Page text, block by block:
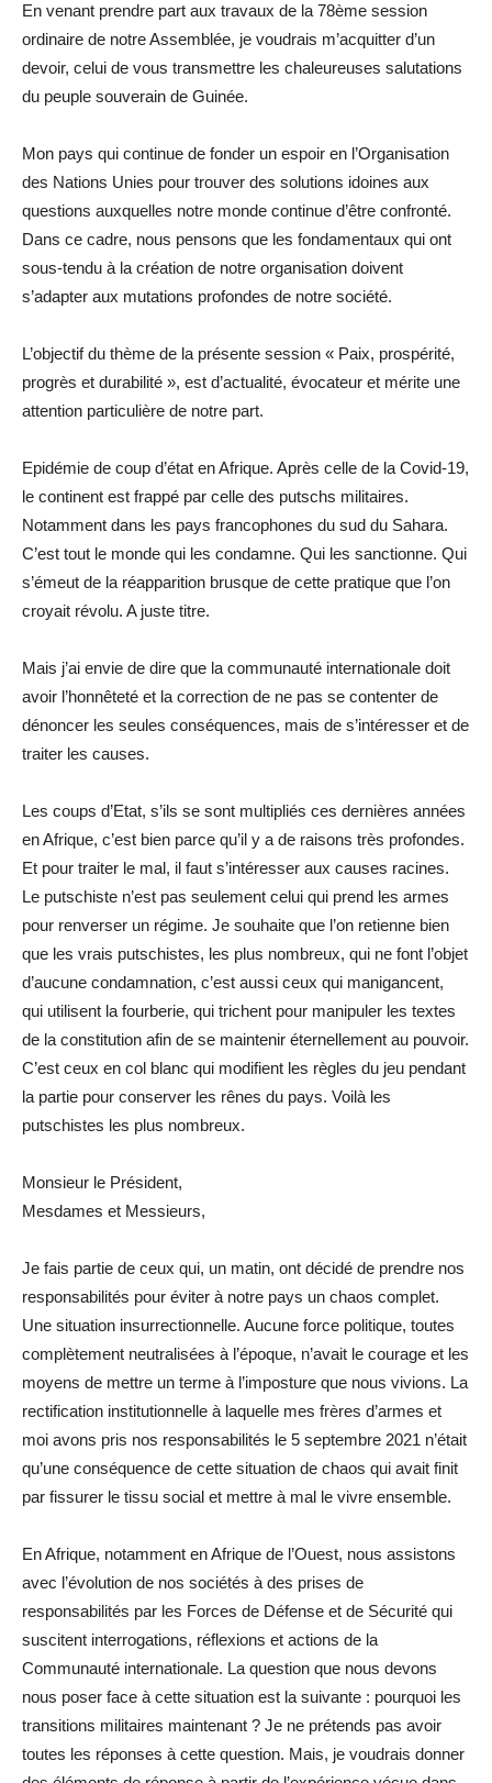
En venant prendre part aux travaux de la 78ème session
ordinaire de notre Assemblée, je voudrais m’acquitter d’un
devoir, celui de vous transmettre les chaleureuses salutations
du peuple souverain de Guinée.
Mon pays qui continue de fonder un espoir en l’Organisation
des Nations Unies pour trouver des solutions idoines aux
questions auxquelles notre monde continue d’être confronté.
Dans ce cadre, nous pensons que les fondamentaux qui ont
sous-tendu à la création de notre organisation doivent
s’adapter aux mutations profondes de notre société.
L’objectif du thème de la présente session « Paix, prospérité,
progrès et durabilité », est d’actualité, évocateur et mérite une
attention particulière de notre part.
Epidémie de coup d’état en Afrique. Après celle de la Covid-19,
le continent est frappé par celle des putschs militaires.
Notamment dans les pays francophones du sud du Sahara.
C’est tout le monde qui les condamne. Qui les sanctionne. Qui
s’émeut de la réapparition brusque de cette pratique que l’on
croyait révolu. A juste titre.
Mais j’ai envie de dire que la communauté internationale doit
avoir l’honnêteté et la correction de ne pas se contenter de
dénoncer les seules conséquences, mais de s’intéresser et de
traiter les causes.
Les coups d’Etat, s’ils se sont multipliés ces dernières années
en Afrique, c’est bien parce qu’il y a de raisons très profondes.
Et pour traiter le mal, il faut s’intéresser aux causes racines.
Le putschiste n’est pas seulement celui qui prend les armes
pour renverser un régime. Je souhaite que l’on retienne bien
que les vrais putschistes, les plus nombreux, qui ne font l’objet
d’aucune condamnation, c’est aussi ceux qui manigancent,
qui utilisent la fourberie, qui trichent pour manipuler les textes
de la constitution afin de se maintenir éternellement au pouvoir.
C’est ceux en col blanc qui modifient les règles du jeu pendant
la partie pour conserver les rênes du pays. Voilà les
putschistes les plus nombreux.
Monsieur le Président,
Mesdames et Messieurs,
Je fais partie de ceux qui, un matin, ont décidé de prendre nos
responsabilités pour éviter à notre pays un chaos complet.
Une situation insurrectionnelle. Aucune force politique, toutes
complètement neutralisées à l’époque, n’avait le courage et les
moyens de mettre un terme à l’imposture que nous vivions. La
rectification institutionnelle à laquelle mes frères d’armes et
moi avons pris nos responsabilités le 5 septembre 2021 n’était
qu’une conséquence de cette situation de chaos qui avait finit
par fissurer le tissu social et mettre à mal le vivre ensemble.
En Afrique, notamment en Afrique de l’Ouest, nous assistons
avec l’évolution de nos sociétés à des prises de
responsabilités par les Forces de Défense et de Sécurité qui
suscitent interrogations, réflexions et actions de la
Communauté internationale. La question que nous devons
nous poser face à cette situation est la suivante : pourquoi les
transitions militaires maintenant ? Je ne prétends pas avoir
toutes les réponses à cette question. Mais, je voudrais donner